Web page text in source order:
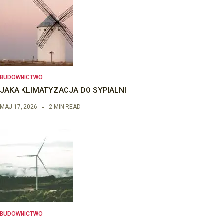
BUDOWNICTWO
JAKA KLIMATYZACJA DO SYPIALNI
MAJ 17, 2026 2 MIN READ
BUDOWNICTWO